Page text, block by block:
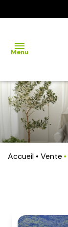
Menu
accueil
acheter
louer
estimation
Accueil Vente